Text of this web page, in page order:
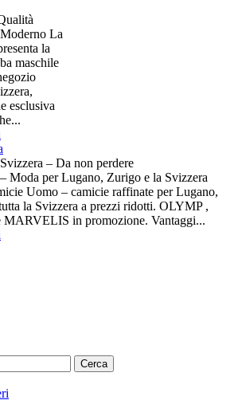
La
la
maschile
esclusiva
– Da non perdere
Moda per Lugano, Zurigo e la Svizzera
Uomo – camicie raffinate per Lugano,
la Svizzera a prezzi ridotti. OLYMP ,
in promozione. Vantaggi...
Cerca